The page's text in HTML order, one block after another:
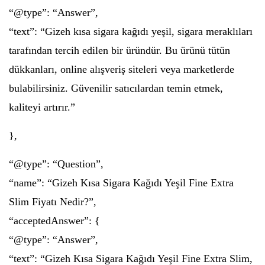
“@type”: “Answer”,
“text”: “Gizeh kısa sigara kağıdı yeşil, sigara meraklıları
tarafından tercih edilen bir üründür. Bu ürünü tütün
dükkanları, online alışveriş siteleri veya marketlerde
bulabilirsiniz. Güvenilir satıcılardan temin etmek,
kaliteyi artırır.”
},
“@type”: “Question”,
“name”: “Gizeh Kısa Sigara Kağıdı Yeşil Fine Extra
Slim Fiyatı Nedir?”,
“acceptedAnswer”: {
“@type”: “Answer”,
“text”: “Gizeh Kısa Sigara Kağıdı Yeşil Fine Extra Slim,